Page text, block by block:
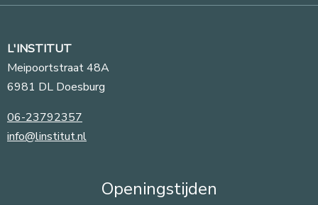
L'INSTITUT
Meipoortstraat 48A
6981 DL Doesburg
06-23792357
info@linstitut.nl
Openingstijden